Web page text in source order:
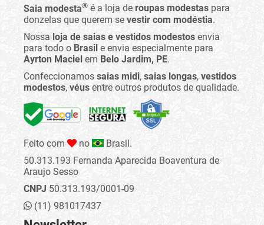
Saia modesta® é a loja de roupas modestas para
donzelas que querem se vestir com modéstia.
Nossa loja de saias e vestidos modestos envia
para todo o Brasil e envia especialmente para
Ayrton Maciel em Belo Jardim, PE.
Confeccionamos saias midi, saias longas, vestidos
modestos, véus entre outros produtos de qualidade.
Feito com no
Brasil.
50.313.193 Fernanda Aparecida Boaventura de
Araujo Sesso
CNPJ 50.313.193/0001-09
(11) 981017437